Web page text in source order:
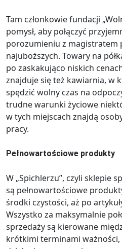
Tam członkowie fundacji
pomysł, aby połączyć
porozumieniu z magistratem
najuboższych. Towary na
po zaskakująco niskich
znajduje się też kawiarnia, w
spędzić wolny czas na
trudne warunki życiowe
w tych miejscach znajdą
pracy.
Pełnowartościowe produkty
W „Spichlerzu”, czyli sklepie
są pełnowartościowe
środki czystości, aż po
Wszystko za maksymalnie
sprzedaży są kierowane
krótkimi terminami